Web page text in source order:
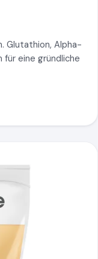
Glutathion, Alpha-
eine gründliche